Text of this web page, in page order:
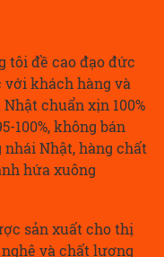
tôi đề cao đạo đức
khách hàng và
chuẩn xịn 100%
100%, không bán
nhái Nhật, hàng chất
hứa xuông
sản xuất cho thị
và chất lượng